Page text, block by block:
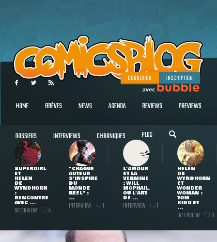
CONNEXION INSCRIPTION
HOME BRÈVES NEWS AGENDA REVIEWS PREVIEWS
DOSSIERS INTERVIEWS CHRONIQUES PLUS
SUPERGIRL
ET
HELEN
DE
WYNDHORN
:
RENCONTRE
AVEC ...
INTERVIEW 4
"CHAQUE
AUTEUR
S'INSPIRE
DU
MONDE
RÉEL" :
...
INTERVIEW 1
L'AMOUR
ET LA
VERMINE
: WILL
MCPHAIL,
OU L'ART
DE ...
INTERVIEW 1
HELEN
DE
WYNDHORN
ET
WONDER
WOMAN :
TOM
KING ET
...
INTERVIEW 3